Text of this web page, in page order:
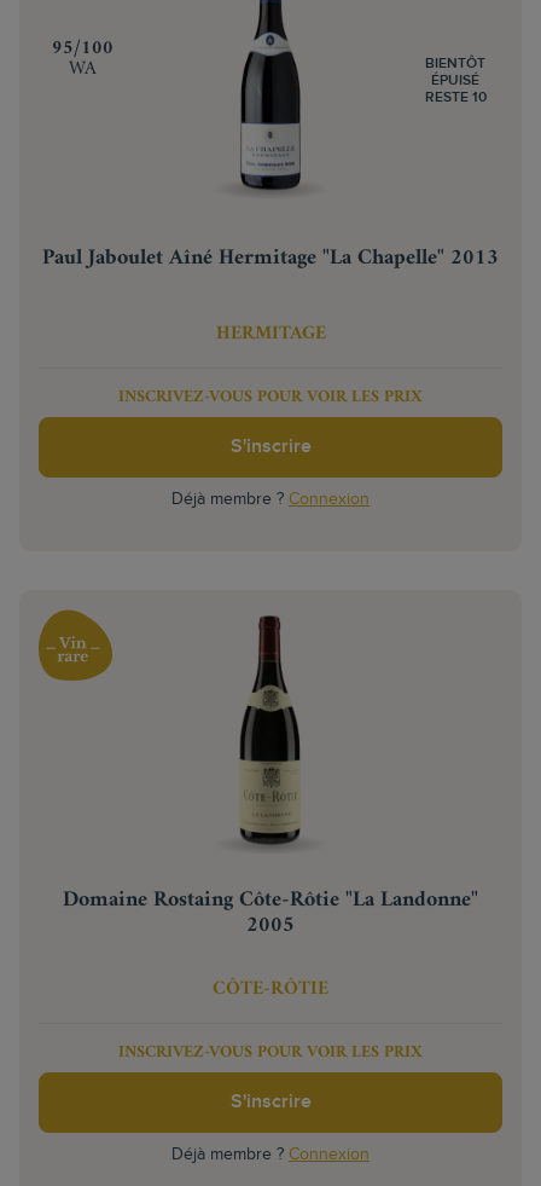
‍95/100
WA
Paul Jaboulet Aîné Hermitage "La Chapelle" 2013
HERMITAGE
BIENTÔT
ÉPUISÉ
RESTE 10
INSCRIVEZ-VOUS POUR VOIR LES PRIX
S'inscrire
Déjà membre ? Connexion
Domaine Rostaing Côte-Rôtie "La Landonne"
2005
CÔTE-RÔTIE
INSCRIVEZ-VOUS POUR VOIR LES PRIX
S'inscrire
Déjà membre ? Connexion